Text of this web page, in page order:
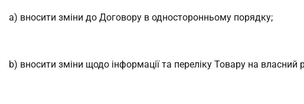
a) вносити зміни до Договору в односторонньому порядку;
b) вносити зміни щодо інформації та переліку Товару на